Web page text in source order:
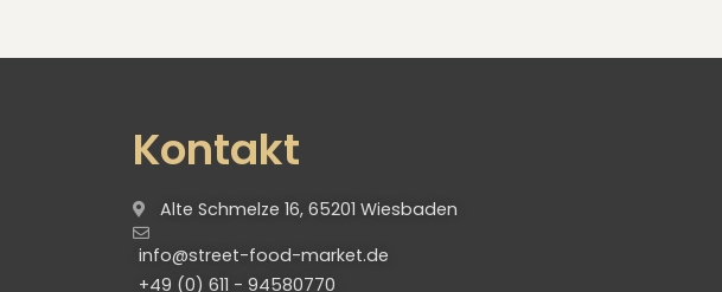
Kontakt
Alte Schmelze 16, 65201 Wiesbaden
info@street-food-market.de
+49 (0) 611 - 94580770